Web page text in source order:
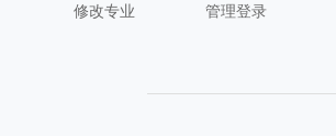
修改专业
管理登录